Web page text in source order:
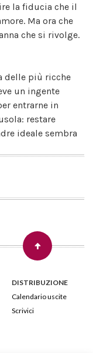
la fiducia che il
Ma ora che
che si rivolge.
delle più ricche
un ingente
entrarne in
restare
ideale sembra
DISTRIBUZIONE
Calendario uscite
Scrivici